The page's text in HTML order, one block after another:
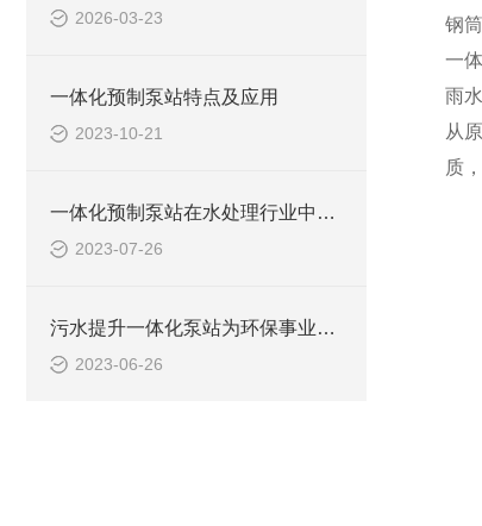
2026-03-23
一体化预制泵站特点及应用
2023-10-21
一体化预制泵站在水处理行业中的应用
2023-07-26
污水提升一体化泵站为环保事业做出了哪些贡献？
2023-06-26
钢
一
雨
从
质